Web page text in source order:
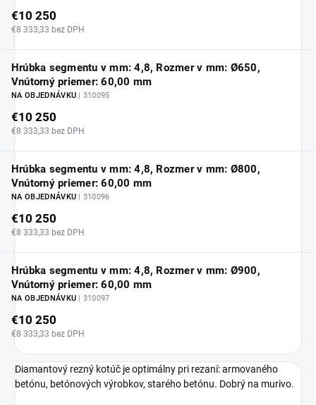
€10 250
€8 333,33 bez DPH
Hrúbka segmentu v mm: 4,8, Rozmer v mm: Ø650,
Vnútorný priemer: 60,00 mm
NA OBJEDNÁVKU | 310095
€10 250
€8 333,33 bez DPH
Hrúbka segmentu v mm: 4,8, Rozmer v mm: Ø800,
Vnútorný priemer: 60,00 mm
NA OBJEDNÁVKU | 310096
€10 250
€8 333,33 bez DPH
Hrúbka segmentu v mm: 4,8, Rozmer v mm: Ø900,
Vnútorný priemer: 60,00 mm
NA OBJEDNÁVKU | 310097
€10 250
€8 333,33 bez DPH
Diamantový rezný kotúč je optimálny pri rezaní: armovaného
betónu, betónových výrobkov, starého betónu. Dobrý na murivo.